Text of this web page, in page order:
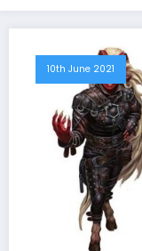
10th June 2021